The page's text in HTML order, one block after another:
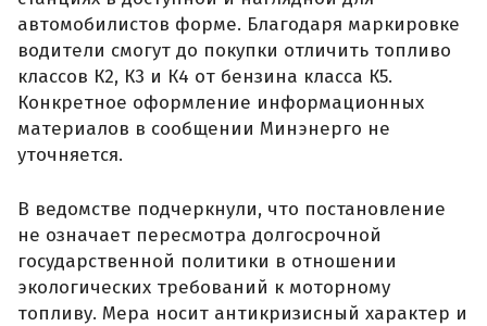
автомобилистов форме. Благодаря маркировке
водители смогут до покупки отличить топливо
классов К2, К3 и К4 от бензина класса К5.
Конкретное оформление информационных
материалов в сообщении Минэнерго не
уточняется.
В ведомстве подчеркнули, что постановление
не означает пересмотра долгосрочной
государственной политики в отношении
экологических требований к моторному
топливу. Мера носит антикризисный характер и